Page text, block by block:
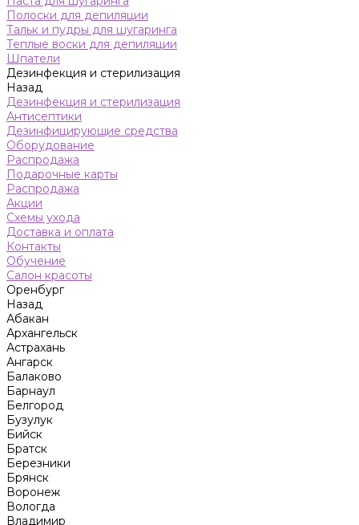
Полоски для депиляции
Тальк и пудры для шугаринга
Теплые воски для депиляции
Шпатели
Дезинфекция и стерилизация
Назад
Дезинфекция и стерилизация
Антисептики
Дезинфицирующие средства
Оборудование
Распродажа
Подарочные карты
Распродажа
Акции
Схемы ухода
Доставка и оплата
Контакты
Обучение
Салон красоты
Оренбург
Назад
Абакан
Архангельск
Астрахань
Ангарск
Балаково
Барнаул
Белгород
Бузулук
Бийск
Братск
Березники
Брянск
Воронеж
Вологда
Владимир